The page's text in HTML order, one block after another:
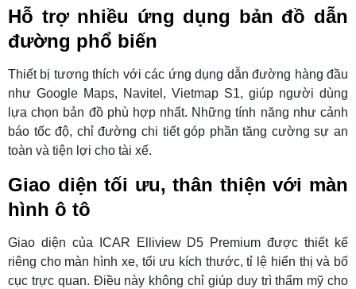
Hỗ trợ nhiều ứng dụng bản đồ dẫn
đường phổ biến
Thiết bị tương thích với các ứng dụng dẫn đường hàng đầu
như Google Maps, Navitel, Vietmap S1, giúp người dùng
lựa chọn bản đồ phù hợp nhất. Những tính năng như cảnh
báo tốc độ, chỉ đường chi tiết góp phần tăng cường sự an
toàn và tiện lợi cho tài xế.
Giao diện tối ưu, thân thiện với màn
hình ô tô
Giao diện của ICAR Elliview D5 Premium được thiết kế
riêng cho màn hình xe, tối ưu kích thước, tỉ lệ hiển thị và bố
cục trực quan. Điều này không chỉ giúp duy trì thẩm mỹ cho